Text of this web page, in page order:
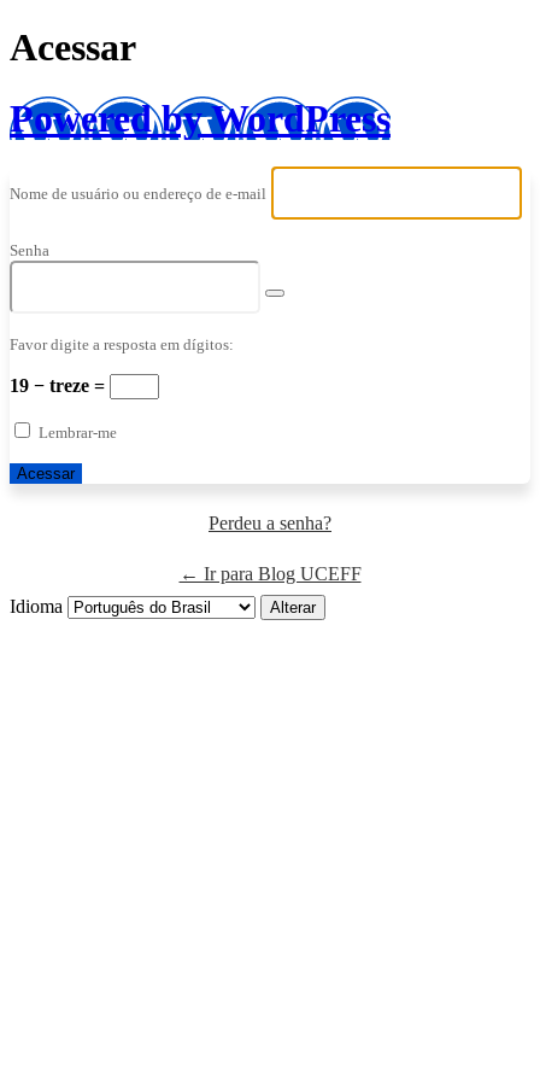
Acessar
Powered by WordPress
Nome de usuário ou endereço de e-mail
Senha
Favor digite a resposta em dígitos:
19 − treze =
Lembrar-me
Perdeu a senha?
← Ir para Blog UCEFF
Idioma